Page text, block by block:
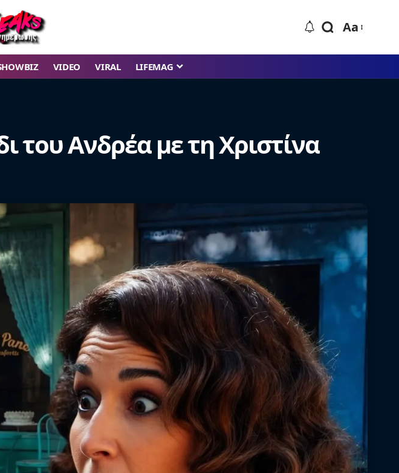
Aa
VIDEO VIRAL LIFEMAG
του Ανδρέα με τη Χριστίνα